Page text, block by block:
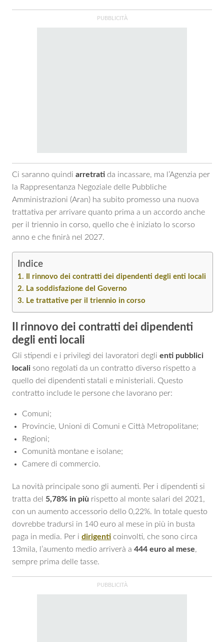
Ci saranno quindi arretrati da incassare, ma l’Agenzia per
la Rappresentanza Negoziale delle Pubbliche
Amministrazioni (Aran) ha subito promesso una nuova
trattativa per arrivare quanto prima a un accordo anche
per il triennio in corso, quello che è iniziato lo scorso
anno e che finirà nel 2027.
Indice
Il rinnovo dei contratti dei dipendenti degli enti locali
La soddisfazione del Governo
Le trattative per il triennio in corso
Il rinnovo dei contratti dei dipendenti
degli enti locali
Gli stipendi e i privilegi dei lavoratori degli enti pubblici
locali sono regolati da un contratto diverso rispetto a
quello dei dipendenti statali e ministeriali. Questo
contratto include le persone che lavorano per:
Comuni;
Provincie, Unioni di Comuni e Città Metropolitane;
Regioni;
Comunità montane e isolane;
Camere di commercio.
La novità principale sono gli aumenti. Per i dipendenti si
tratta del 5,78% in più rispetto al monte salari del 2021,
con un aumento accessorio dello 0,22%. In totale questo
dovrebbe tradursi in 140 euro al mese in più in busta
paga in media. Per i dirigenti coinvolti, che sono circa
13mila, l’aumento medio arriverà a 444 euro al mese,
sempre prima delle tasse.